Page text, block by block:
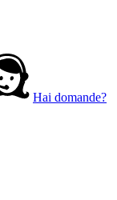
Hai domande?